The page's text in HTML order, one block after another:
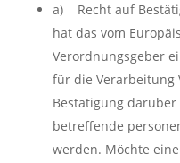
a) Recht auf
hat das vom
Verordnungsgeber
für die Verarbeitung
Bestätigung
betreffende
werden. Möchte